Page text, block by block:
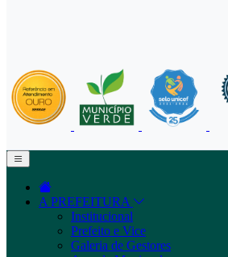
A PREFEITURA
Institucional
Prefeito e Vice
Galeria de Gestores